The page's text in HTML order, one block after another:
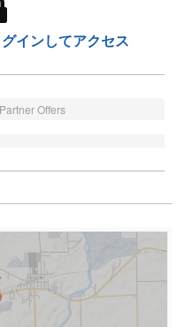
インしてアクセス
Offers